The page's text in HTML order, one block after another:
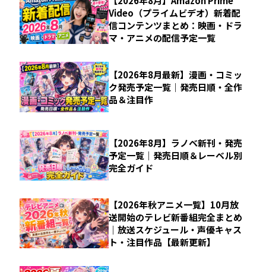
Video（プライムビデオ）新着配
信コンテンツまとめ：映画・ドラ
マ・アニメの配信予定一覧
【2026年8月最新】漫画・コミッ
ク発売予定一覧｜発売日順・全作
品＆注目作
【2026年8月】ラノベ新刊・発売
予定一覧｜発売日順＆レーベル別
完全ガイド
【2026年秋アニメ一覧】10月放
送開始のテレビ新番組完全まとめ
｜放送スケジュール・声優キャス
ト・注目作品【最新更新】